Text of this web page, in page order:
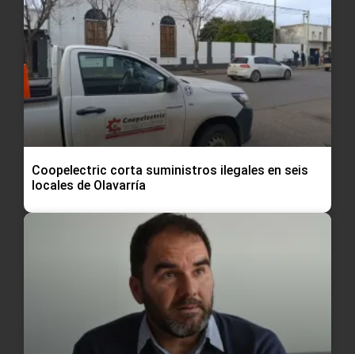
Coopelectric corta suministros ilegales en seis
locales de Olavarría